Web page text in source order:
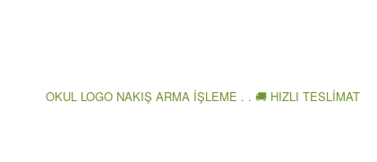
OKUL LOGO NAKIŞ ARMA İŞLEME . . 🚚 HIZLI TESLİMAT